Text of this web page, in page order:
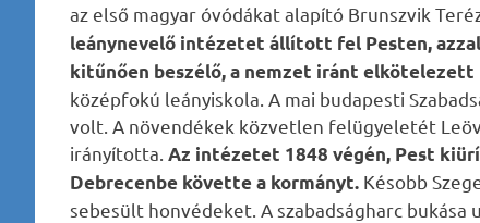
az első magyar óvódákat alapító Brunszvik
leánynevelő intézetet állított fel Pesten,
kitűnően beszélő, a nemzet iránt
középfokú leányiskola. A mai budapesti
volt. A növendékek közvetlen felügyeletét
irányította. Az intézetet 1848 végén, Pest
Debrecenbe követte a kormányt. Késobb
sebesült honvédeket. A szabadságharc bukása